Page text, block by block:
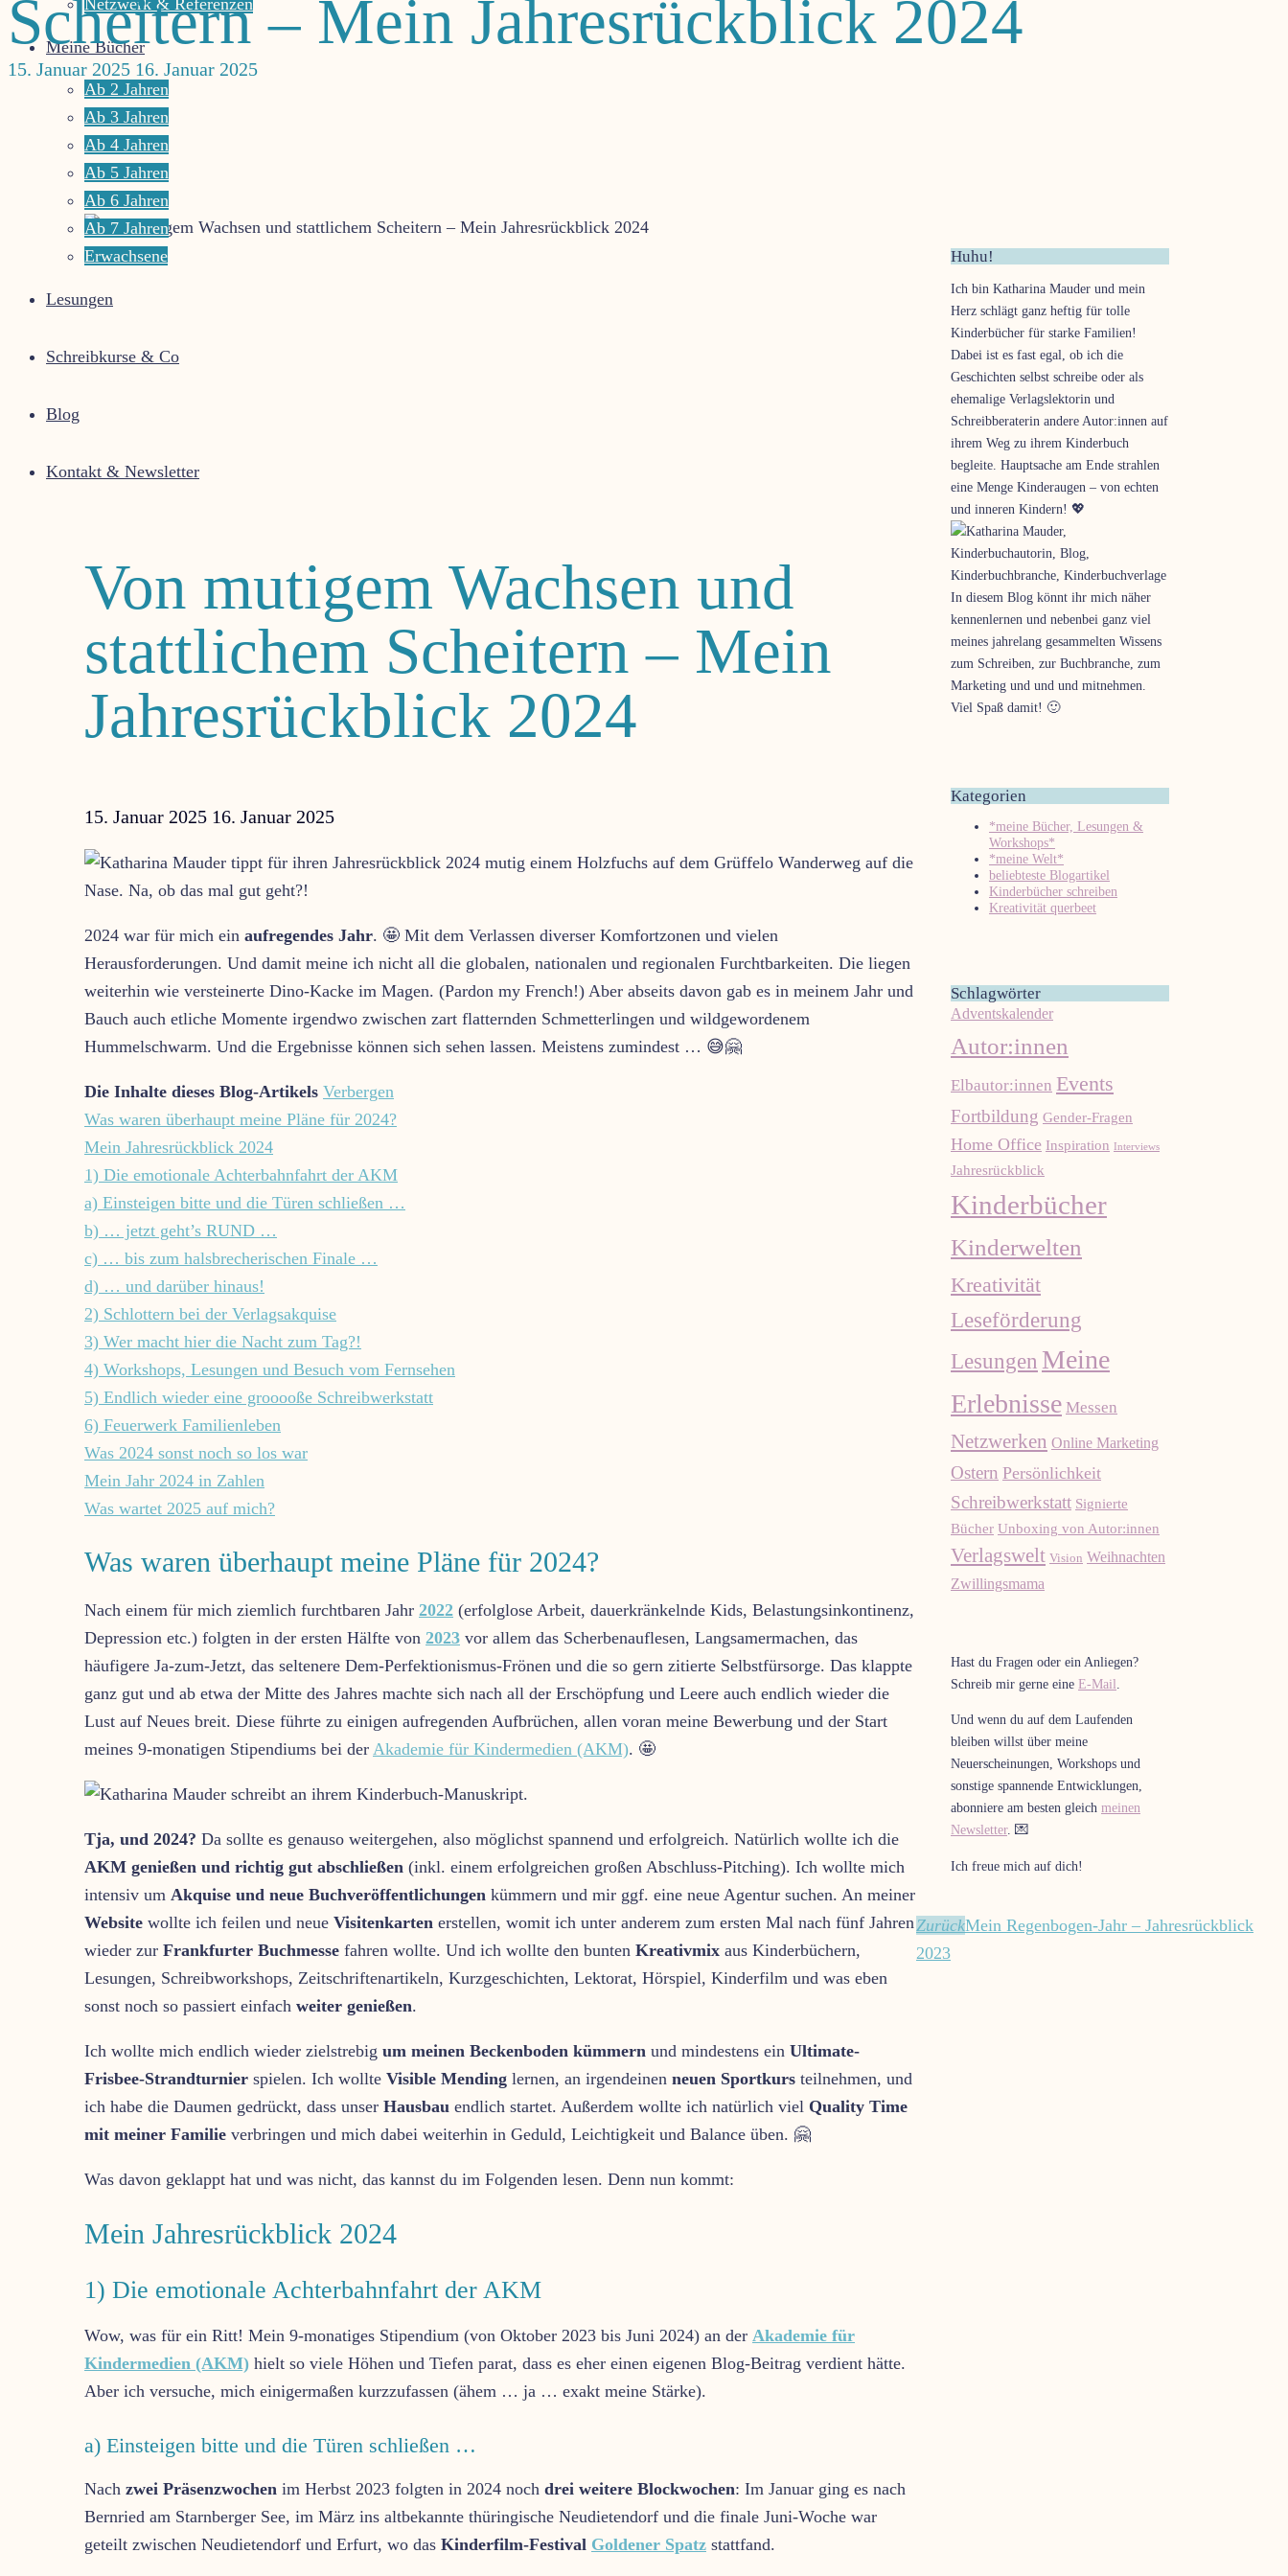
Leben
leuchten
Netzwerk & Referenzen
Meine Bücher
Ab 2 Jahren
Ab 3 Jahren
Ab 4 Jahren
Ab 5 Jahren
Ab 6 Jahren
Ab 7 Jahren
Erwachsene
Lesungen
Schreibkurse & Co
Blog
Kontakt & Newsletter
Scheitern – Mein Jahresrückblick 2024
15. Januar 2025 16. Januar 2025
Von mutigem Wachsen und
stattlichem Scheitern – Mein
Jahresrückblick 2024
15. Januar 2025 16. Januar 2025
2024 war für mich ein aufregendes Jahr. 🤩 Mit dem Verlassen diverser Komfortzonen und vielen
Herausforderungen. Und damit meine ich nicht all die globalen, nationalen und regionalen Furchtbarkeiten. Die liegen
weiterhin wie versteinerte Dino-Kacke im Magen. (Pardon my French!) Aber abseits davon gab es in meinem Jahr und
Bauch auch etliche Momente irgendwo zwischen zart flatternden Schmetterlingen und wildgewordenem
Hummelschwarm. Und die Ergebnisse können sich sehen lassen. Meistens zumindest … 😅🤗
Die Inhalte dieses Blog-Artikels Verbergen
Was waren überhaupt meine Pläne für 2024?
Mein Jahresrückblick 2024
1) Die emotionale Achterbahnfahrt der AKM
a) Einsteigen bitte und die Türen schließen …
b) … jetzt geht’s RUND …
c) … bis zum halsbrecherischen Finale …
d) … und darüber hinaus!
2) Schlottern bei der Verlagsakquise
3) Wer macht hier die Nacht zum Tag?!
4) Workshops, Lesungen und Besuch vom Fernsehen
5) Endlich wieder eine grooooße Schreibwerkstatt
6) Feuerwerk Familienleben
Was 2024 sonst noch so los war
Mein Jahr 2024 in Zahlen
Was wartet 2025 auf mich?
Was waren überhaupt meine Pläne für 2024?
Nach einem für mich ziemlich furchtbaren Jahr 2022 (erfolglose Arbeit, dauerkränkelnde Kids, Belastungsinkontinenz,
Depression etc.) folgten in der ersten Hälfte von 2023 vor allem das Scherbenauflesen, Langsamermachen, das
häufigere Ja-zum-Jetzt, das seltenere Dem-Perfektionismus-Frönen und die so gern zitierte Selbstfürsorge. Das klappte
ganz gut und ab etwa der Mitte des Jahres machte sich nach all der Erschöpfung und Leere auch endlich wieder die
Lust auf Neues breit. Diese führte zu einigen aufregenden Aufbrüchen, allen voran meine Bewerbung und der Start
meines 9-monatigen Stipendiums bei der Akademie für Kindermedien (AKM). 🤩
Tja, und 2024? Da sollte es genauso weitergehen, also möglichst spannend und erfolgreich. Natürlich wollte ich die
AKM genießen und richtig gut abschließen (inkl. einem erfolgreichen großen Abschluss-Pitching). Ich wollte mich
intensiv um Akquise und neue Buchveröffentlichungen kümmern und mir ggf. eine neue Agentur suchen. An meiner
Website wollte ich feilen und neue Visitenkarten erstellen, womit ich unter anderem zum ersten Mal nach fünf Jahren
wieder zur Frankfurter Buchmesse fahren wollte. Und ich wollte den bunten Kreativmix aus Kinderbüchern,
Lesungen, Schreibworkshops, Zeitschriftenartikeln, Kurzgeschichten, Lektorat, Hörspiel, Kinderfilm und was eben
sonst noch so passiert einfach weiter genießen.
Ich wollte mich endlich wieder zielstrebig um meinen Beckenboden kümmern und mindestens ein Ultimate-
Frisbee-Strandturnier spielen. Ich wollte Visible Mending lernen, an irgendeinen neuen Sportkurs teilnehmen, und
ich habe die Daumen gedrückt, dass unser Hausbau endlich startet. Außerdem wollte ich natürlich viel Quality Time
mit meiner Familie verbringen und mich dabei weiterhin in Geduld, Leichtigkeit und Balance üben. 🤗
Was davon geklappt hat und was nicht, das kannst du im Folgenden lesen. Denn nun kommt:
Mein Jahresrückblick 2024
1) Die emotionale Achterbahnfahrt der AKM
Wow, was für ein Ritt! Mein 9-monatiges Stipendium (von Oktober 2023 bis Juni 2024) an der Akademie für
Kindermedien (AKM) hielt so viele Höhen und Tiefen parat, dass es eher einen eigenen Blog-Beitrag verdient hätte.
Aber ich versuche, mich einigermaßen kurzzufassen (ähem … ja … exakt meine Stärke).
a) Einsteigen bitte und die Türen schließen …
Nach zwei Präsenzwochen im Herbst 2023 folgten in 2024 noch drei weitere Blockwochen: Im Januar ging es nach
Bernried am Starnberger See, im März ins altbekannte thüringische Neudietendorf und die finale Juni-Woche war
geteilt zwischen Neudietendorf und Erfurt, wo das Kinderfilm-Festival Goldener Spatz stattfand.
Huhu!
Ich bin Katharina Mauder und mein
Herz schlägt ganz heftig für tolle
Kinderbücher für starke Familien!
Dabei ist es fast egal, ob ich die
Geschichten selbst schreibe oder als
ehemalige Verlagslektorin und
Schreibberaterin andere Autor:innen auf
ihrem Weg zu ihrem Kinderbuch
begleite. Hauptsache am Ende strahlen
eine Menge Kinderaugen – von echten
und inneren Kindern! ­💖
In diesem Blog könnt ihr mich näher
kennenlernen und nebenbei ganz viel
meines jahrelang gesammelten Wissens
zum Schreiben, zur Buchbranche, zum
Marketing und und und mitnehmen.
Viel Spaß damit! 🙂
Kategorien
*meine Bücher, Lesungen &
Workshops*
*meine Welt*
beliebteste Blogartikel
Kinderbücher schreiben
Kreativität querbeet
Schlagwörter
Adventskalender
Autor:innen
Elbautor:innen Events
Fortbildung Gender-Fragen
Home Office Inspiration Interviews
Jahresrückblick
Kinderbücher
Kinderwelten
Kreativität
Leseförderung
Lesungen Meine
Erlebnisse Messen
Netzwerken Online Marketing
Ostern Persönlichkeit
Schreibwerkstatt Signierte
Bücher Unboxing von Autor:innen
Verlagswelt Vision Weihnachten
Zwillingsmama
Hast du Fragen oder ein Anliegen?
Schreib mir gerne eine E-Mail
Und wenn du auf dem Laufenden
bleiben willst über meine
Neuerscheinungen, Workshops und
sonstige spannende Entwicklungen,
abonniere am besten gleich meinen
Newsletter. 💌
Ich freue mich auf dich!
ZurückMein Regenbogen-Jahr – Jahresrückblick
2023